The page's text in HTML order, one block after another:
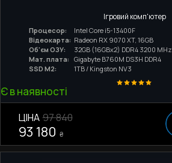
Ігровий комп'ютер
Процесор:
Intel Core i5-13400F
Відеокарта: Radeon RX 9070 XT, 16GB
Об'єм ОЗУ:
32GB (16GBx2) DDR4 3200 MHz
Мат. плата:
Gigabyte B760M DS3H DDR4
SSD M2:
1TB / Kingston NV3
Є в наявності
ЦІНА 97 840
93 180 ₴